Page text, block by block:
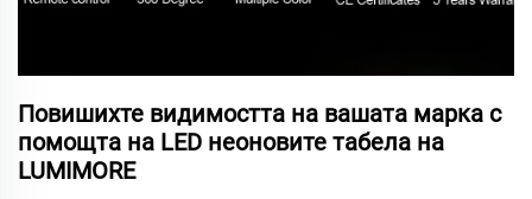
Повишихте видимостта на вашата марка с
помощта на LED неоновите табела на
LUMIMORE